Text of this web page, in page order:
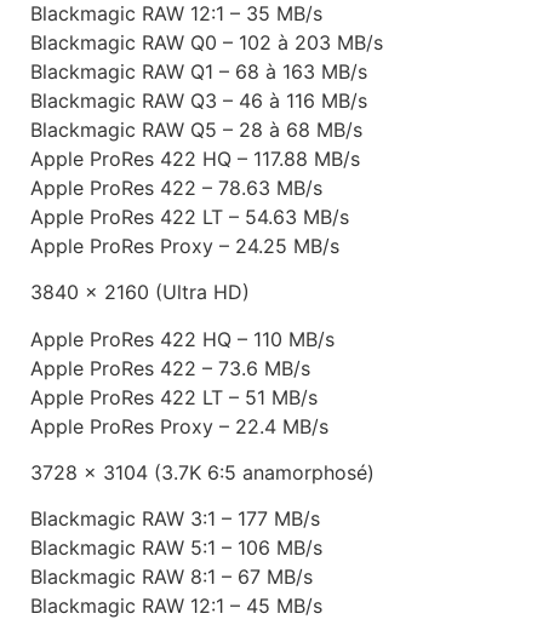
Blackmagic RAW 12:1 – 35 MB/s
Blackmagic RAW Q0 – 102 à 203 MB/s
Blackmagic RAW Q1 – 68 à 163 MB/s
Blackmagic RAW Q3 – 46 à 116 MB/s
Blackmagic RAW Q5 – 28 à 68 MB/s
Apple ProRes 422 HQ – 117.88 MB/s
Apple ProRes 422 – 78.63 MB/s
Apple ProRes 422 LT – 54.63 MB/s
Apple ProRes Proxy – 24.25 MB/s
3840 x 2160 (Ultra HD)
Apple ProRes 422 HQ – 110 MB/s
Apple ProRes 422 – 73.6 MB/s
Apple ProRes 422 LT – 51 MB/s
Apple ProRes Proxy – 22.4 MB/s
3728 x 3104 (3.7K 6:5 anamorphosé)
Blackmagic RAW 3:1 – 177 MB/s
Blackmagic RAW 5:1 – 106 MB/s
Blackmagic RAW 8:1 – 67 MB/s
Blackmagic RAW 12:1 – 45 MB/s